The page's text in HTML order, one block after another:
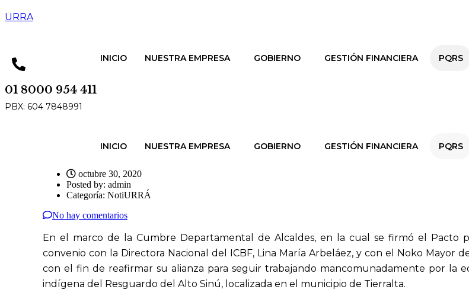
URRA
INICIO NUESTRA EMPRESA GOBIERNO GESTIÓN FINANCIERA PQRS
01 8000 954 411
PBX: 604 7848991
INICIO NUESTRA EMPRESA GOBIERNO GESTIÓN FINANCIERA PQRS
octubre 30, 2020
Posted by: admin
Categoría: NotiURRÁ
No hay comentarios
En el marco de la Cumbre Departamental de Alcaldes, en la cual se firmó el Pacto
convenio con la Directora Nacional del ICBF, Lina María Arbeláez, y con el Noko Mayor
con el fin de reafirmar su alianza para seguir trabajando mancomunadamente por la
indígena del Resguardo del Alto Sinú, localizada en el municipio de Tierralta.